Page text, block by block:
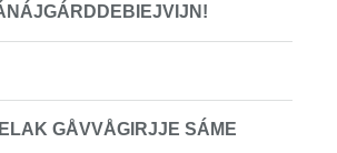
GÅVVÅGIRJJE SÁME